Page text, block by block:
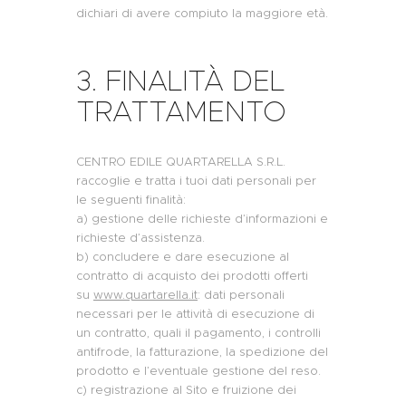
dichiari di avere compiuto la maggiore età.
3. FINALITÀ DEL
TRATTAMENTO
CENTRO EDILE QUARTARELLA S.R.L.
raccoglie e tratta i tuoi dati personali per
le seguenti finalità:
a) gestione delle richieste d’informazioni e
richieste d’assistenza.
b) concludere e dare esecuzione al
contratto di acquisto dei prodotti offerti
su www.quartarella.it: dati personali
necessari per le attività di esecuzione di
un contratto, quali il pagamento, i controlli
antifrode, la fatturazione, la spedizione del
prodotto e l’eventuale gestione del reso.
c) registrazione al Sito e fruizione dei